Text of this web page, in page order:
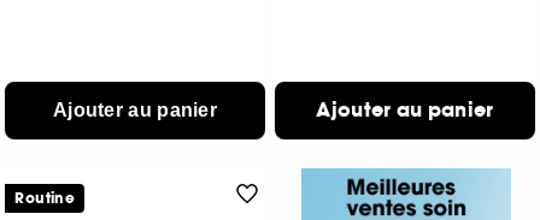
Ajouter au panier Ajouter au panier
Routine